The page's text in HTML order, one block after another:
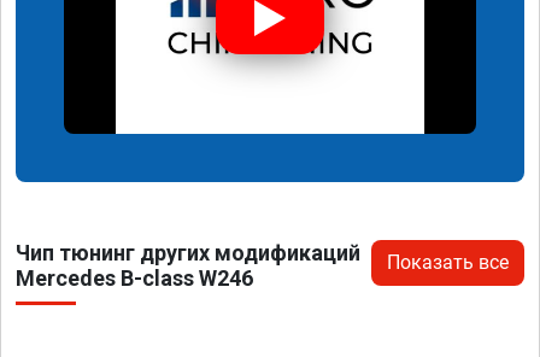
Чип тюнинг других модификаций
Mercedes B-class W246
Показать все